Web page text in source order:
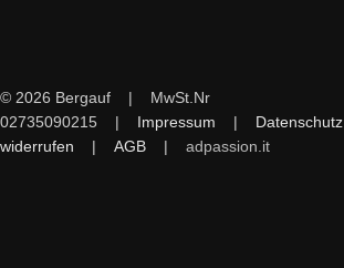
© 2026 Bergauf | MwSt.Nr
02735090215 | Impressum | Datenschutz
widerrufen | AGB | adpassion.it